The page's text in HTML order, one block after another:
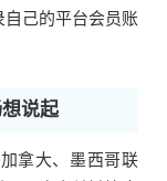
己的平台会员账
说起
拿大、墨西哥联